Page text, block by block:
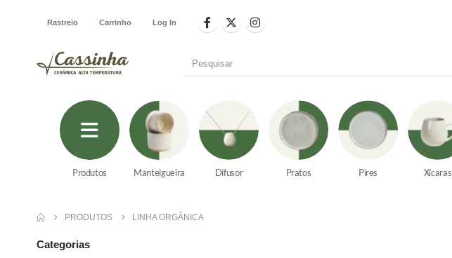
Rastreio Carrinho Log In
Produtos Manteigueira Difusor Pratos Pires Xícaras
PRODUTOS LINHA ORGÂNICA
Categorias